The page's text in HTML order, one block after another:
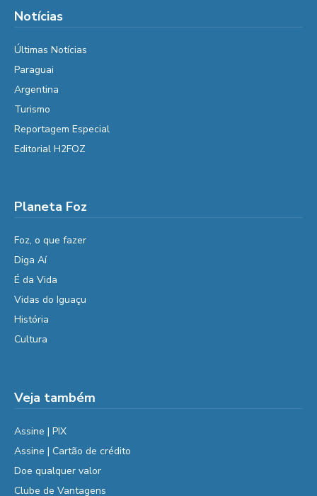
Notícias
Últimas Notícias
Paraguai
Argentina
Turismo
Reportagem Especial
Editorial H2FOZ
Planeta Foz
Foz, o que fazer
Diga Aí
É da Vida
Vidas do Iguaçu
História
Cultura
Veja também
Assine | PIX
Assine | Cartão de crédito
Doe qualquer valor
Clube de Vantagens